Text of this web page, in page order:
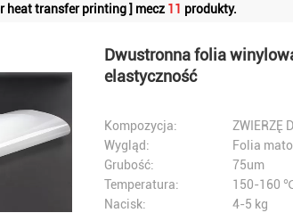
heat transfer printing ] mecz 11 produkty.
Dwustronna folia
elastyczność
Kompozycja:
ZWIERZĘ
Wygląd:
Folia
Grubość:
75um
Temperatura:
150-160
Nacisk:
4-5 kg